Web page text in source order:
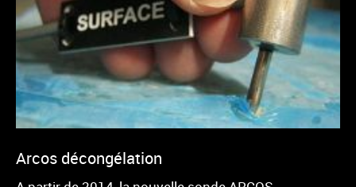
Arcos décongélation